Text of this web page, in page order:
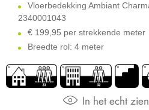
Vloerbedekking Ambiant
2340001043
€ 199,95 per strekkende meter
Breedte rol: 4 meter
In het echt